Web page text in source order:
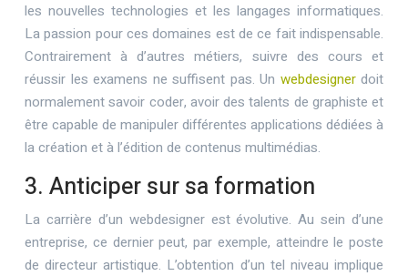
les nouvelles technologies et les langages informatiques.
La passion pour ces domaines est de ce fait indispensable.
Contrairement à d’autres métiers, suivre des cours et
réussir les examens ne suffisent pas. Un webdesignerdoit
normalement savoir coder, avoir des talents de graphiste et
être capable de manipuler différentes applications dédiées à
la création et à l’édition de contenus multimédias.
3. Anticiper sur sa formation
La carrière d’un webdesigner est évolutive. Au sein d’une
entreprise, ce dernier peut, par exemple, atteindre le poste
de directeur artistique. L’obtention d’un tel niveau implique